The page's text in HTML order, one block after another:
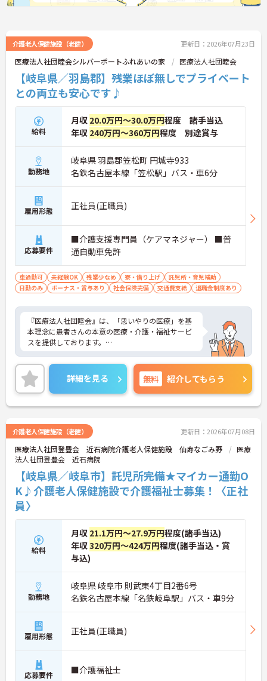
介護老人保健施設（老健） 更新日：2026年07月23日
医療法人社団睦会シルバーポートふれあいの家 医療法人社団睦会
【岐阜県／羽島郡】残業ほぼ無しでプライベート
との両立も安心です♪
給料
月収 20.0万円～30.0万円程度 諸手当込
年収 240万円～360万円程度 別途賞与
勤務地
岐阜県 羽島郡笠松町 円城寺933
名鉄名古屋本線「笠松駅」バス・車6分
雇用形態 正社員(正職員)
応募要件
■介護支援専門員（ケアマネジャー） ■普
通自動車免許
車通勤可 未経験OK 残業少なめ 寮・借り上げ
託児所・育児補助
日勤のみ
ボーナス・賞与あり 社会保険完備 交通費支給 退職金制度あり
『医療法人社団睦会』は、「思いやりの医療」を基
本理念に患者さんの本意の医療・介護・福祉サービ
スを提供しております。
この度は介護老人保健施設「シルバーポートふれあ
いの家」で、施設ケアマネを募集中です。主に入所
者のケアプランの作成をお願いします。
当法人では職員の勤務環境にも注力し託児所や単身
寮を完備、残業もほぼ無く、スタッフが勤務しやす
ご興味をお持ちの方、お気軽にご連絡下さい！お待
ちしております♪
詳細を見る 無料 紹介してもらう
介護老人保健施設（老健） 更新日：2026年07月08日
医療法人社団登豊会 近石病院介護老人保健施設 仙寿なごみ野
医療
法人社団登豊会 近石病院
【岐阜県／岐阜市】託児所完備★マイカー通勤O
K♪介護老人保健施設で介護福祉士募集！〈正社
員〉
給料
月収 21.1万円～27.9万円程度(諸手当込)
年収320万円～424万円程度(諸手当込・賞
与込)
勤務地
岐阜県 岐阜市 則武東4丁目2番6号
名鉄名古屋本線「名鉄岐阜駅」バス・車9分
雇用形態 正社員(正職員)
応募要件 ■介護福祉士